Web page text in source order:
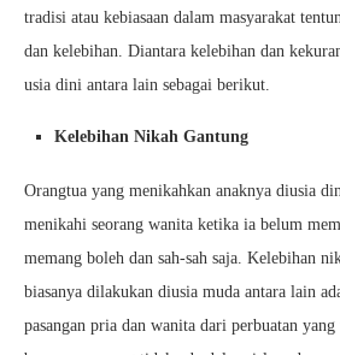
tradisi atau kebiasaan dalam masyarakat
dan kelebihan. Diantara kelebihan dan
usia dini antara lain sebagai berikut.
Kelebihan Nikah Gantung
Orangtua yang menikahkan anaknya diusia
menikahi seorang wanita ketika ia belum
memang boleh dan sah-sah saja. Kelebihan
biasanya dilakukan diusia muda antara lain
pasangan pria dan wanita dari perbuatan